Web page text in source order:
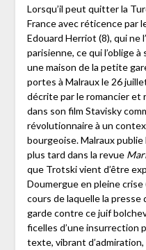
Lorsqu’il peut quitter la
France avec réticence par
Edouard Herriot (8), qui ne
parisienne, ce qui l’oblige à
une maison de la petite
portes à Malraux le 26
décrite par le romancier et
dans son film Stavisky
révolutionnaire à un
bourgeoise. Malraux
plus tard dans la revue
que Trotski vient d’être
Doumergue en pleine
cours de laquelle la
garde contre ce juif
ficelles d’une insurrection
texte, vibrant